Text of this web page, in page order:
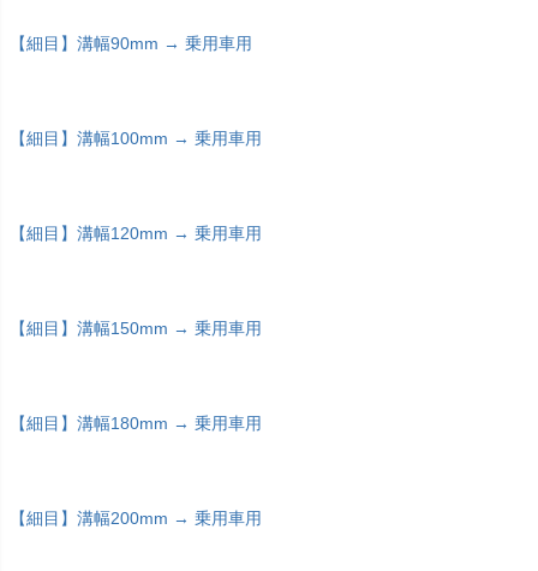
【細目】溝幅90mm → 乗用車用
【細目】溝幅100mm → 乗用車用
【細目】溝幅120mm → 乗用車用
【細目】溝幅150mm → 乗用車用
【細目】溝幅180mm → 乗用車用
【細目】溝幅200mm → 乗用車用